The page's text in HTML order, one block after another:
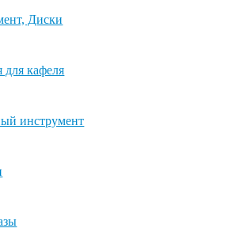
Диски
кафеля
инструмент